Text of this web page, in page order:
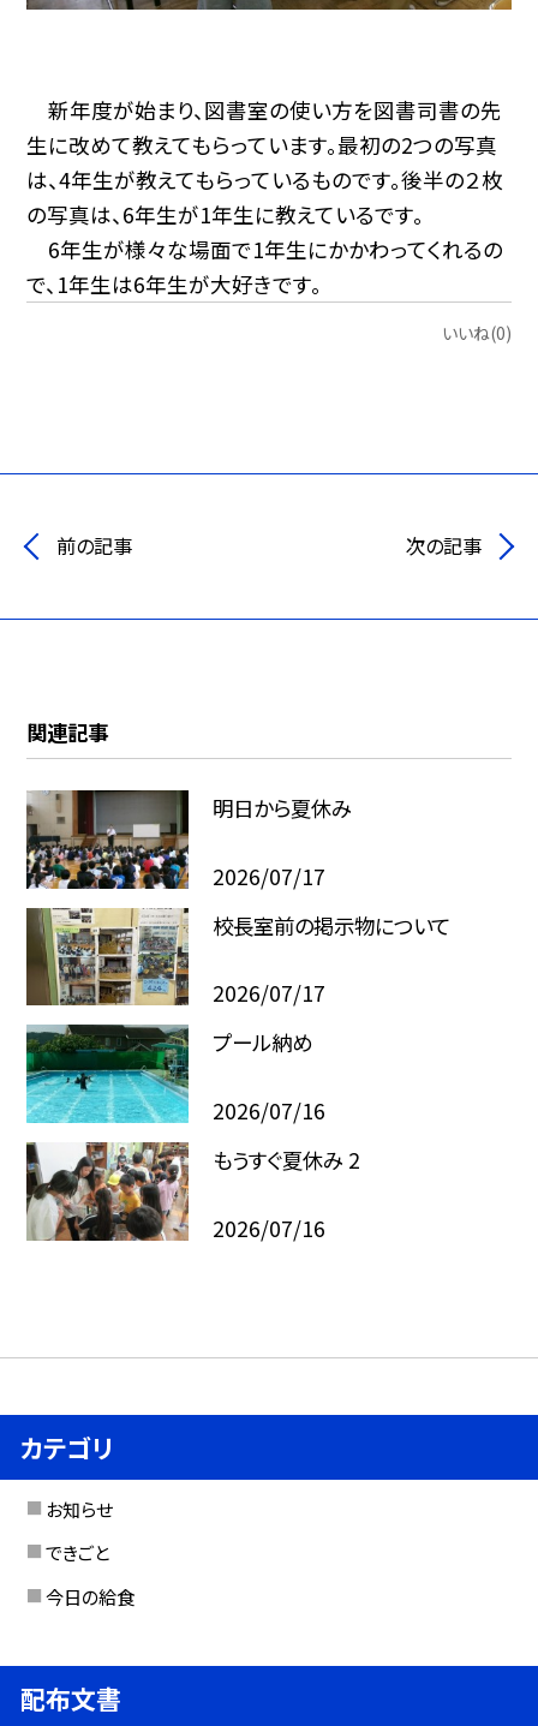
新年度が始まり、図書室の使い方を図書司書の先
生に改めて教えてもらっています。最初の2つの写真
は、4年生が教えてもらっているものです。後半の２枚
の写真は、6年生が1年生に教えているです。
6年生が様々な場面で1年生にかかわってくれるの
で、1年生は6年生が大好きです。
いいね(0)
前の記事 次の記事
関連記事
明日から夏休み
2026/07/17
校長室前の掲示物について
2026/07/17
プール納め
2026/07/16
もうすぐ夏休み 2
2026/07/16
カテゴリ
お知らせ
できごと
今日の給食
配布文書